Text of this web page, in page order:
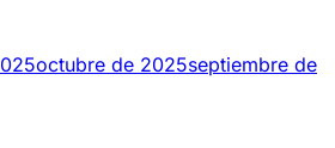
octubre de 2025septiembre de